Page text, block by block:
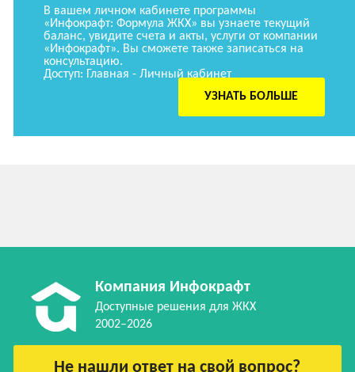
В вашем личном кабинете программы
«Инфокрафт: Формула ЖКХ» вы узнаете текущий
баланс, увидите счета и акты, услуги от компании
«Инфокрафт». Вы сможете также записаться на
консультацию.
Доступ: Главная - Личный кабинет
УЗНАТЬ БОЛЬШЕ
Компания Инфокрафт
Доступные решения для ЖКХ
2002–2026
Не нашли ответ на свой вопрос?